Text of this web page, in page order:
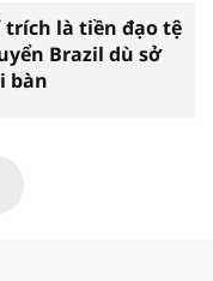
trích là tiền đạo tệ
Brazil dù sở
bàn